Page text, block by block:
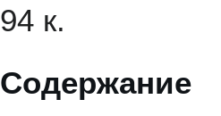
94 к.
Содержание